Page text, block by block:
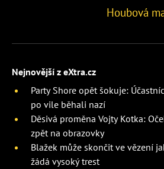
Houbová
Nejnovější z eXtra.cz
Party Shore opět šokuje:
po vile běhali nazí
Děsivá proměna Vojty Kotka:
zpět na obrazovky
Blažek může skončit ve vězení
žádá vysoký trest